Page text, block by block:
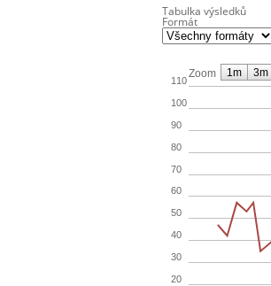
Tabulka výsledků
Formát
Zoom
20
30
40
50
60
70
80
90
100
110
1m 3m